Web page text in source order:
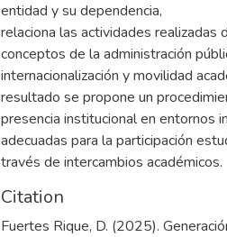
entidad y su dependencia,
relaciona las actividades realizadas
conceptos de la administración
internacionalización y movilidad
resultado se propone un
presencia institucional en entornos
adecuadas para la participación
través de intercambios académicos.
Citation
Fuertes Rique, D. (2025).